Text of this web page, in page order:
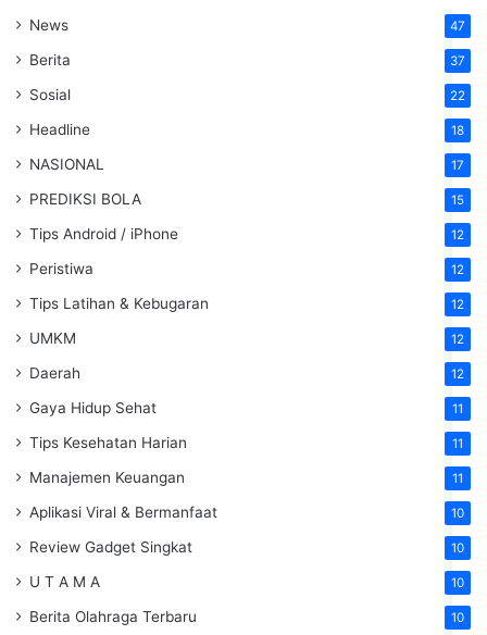
News 47
Berita 37
Sosial 22
Headline 18
NASIONAL 17
PREDIKSI BOLA 15
Tips Android / iPhone 12
Peristiwa 12
Tips Latihan & Kebugaran 12
UMKM 12
Daerah 12
Gaya Hidup Sehat 11
Tips Kesehatan Harian 11
Manajemen Keuangan 11
Aplikasi Viral & Bermanfaat 10
Review Gadget Singkat 10
U T A M A 10
Berita Olahraga Terbaru 10